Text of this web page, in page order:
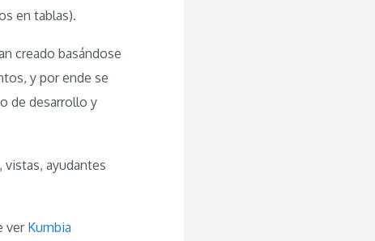
en tablas).
creado basándose
y por ende se
de desarrollo y
vistas, ayudantes
ver Kumbia